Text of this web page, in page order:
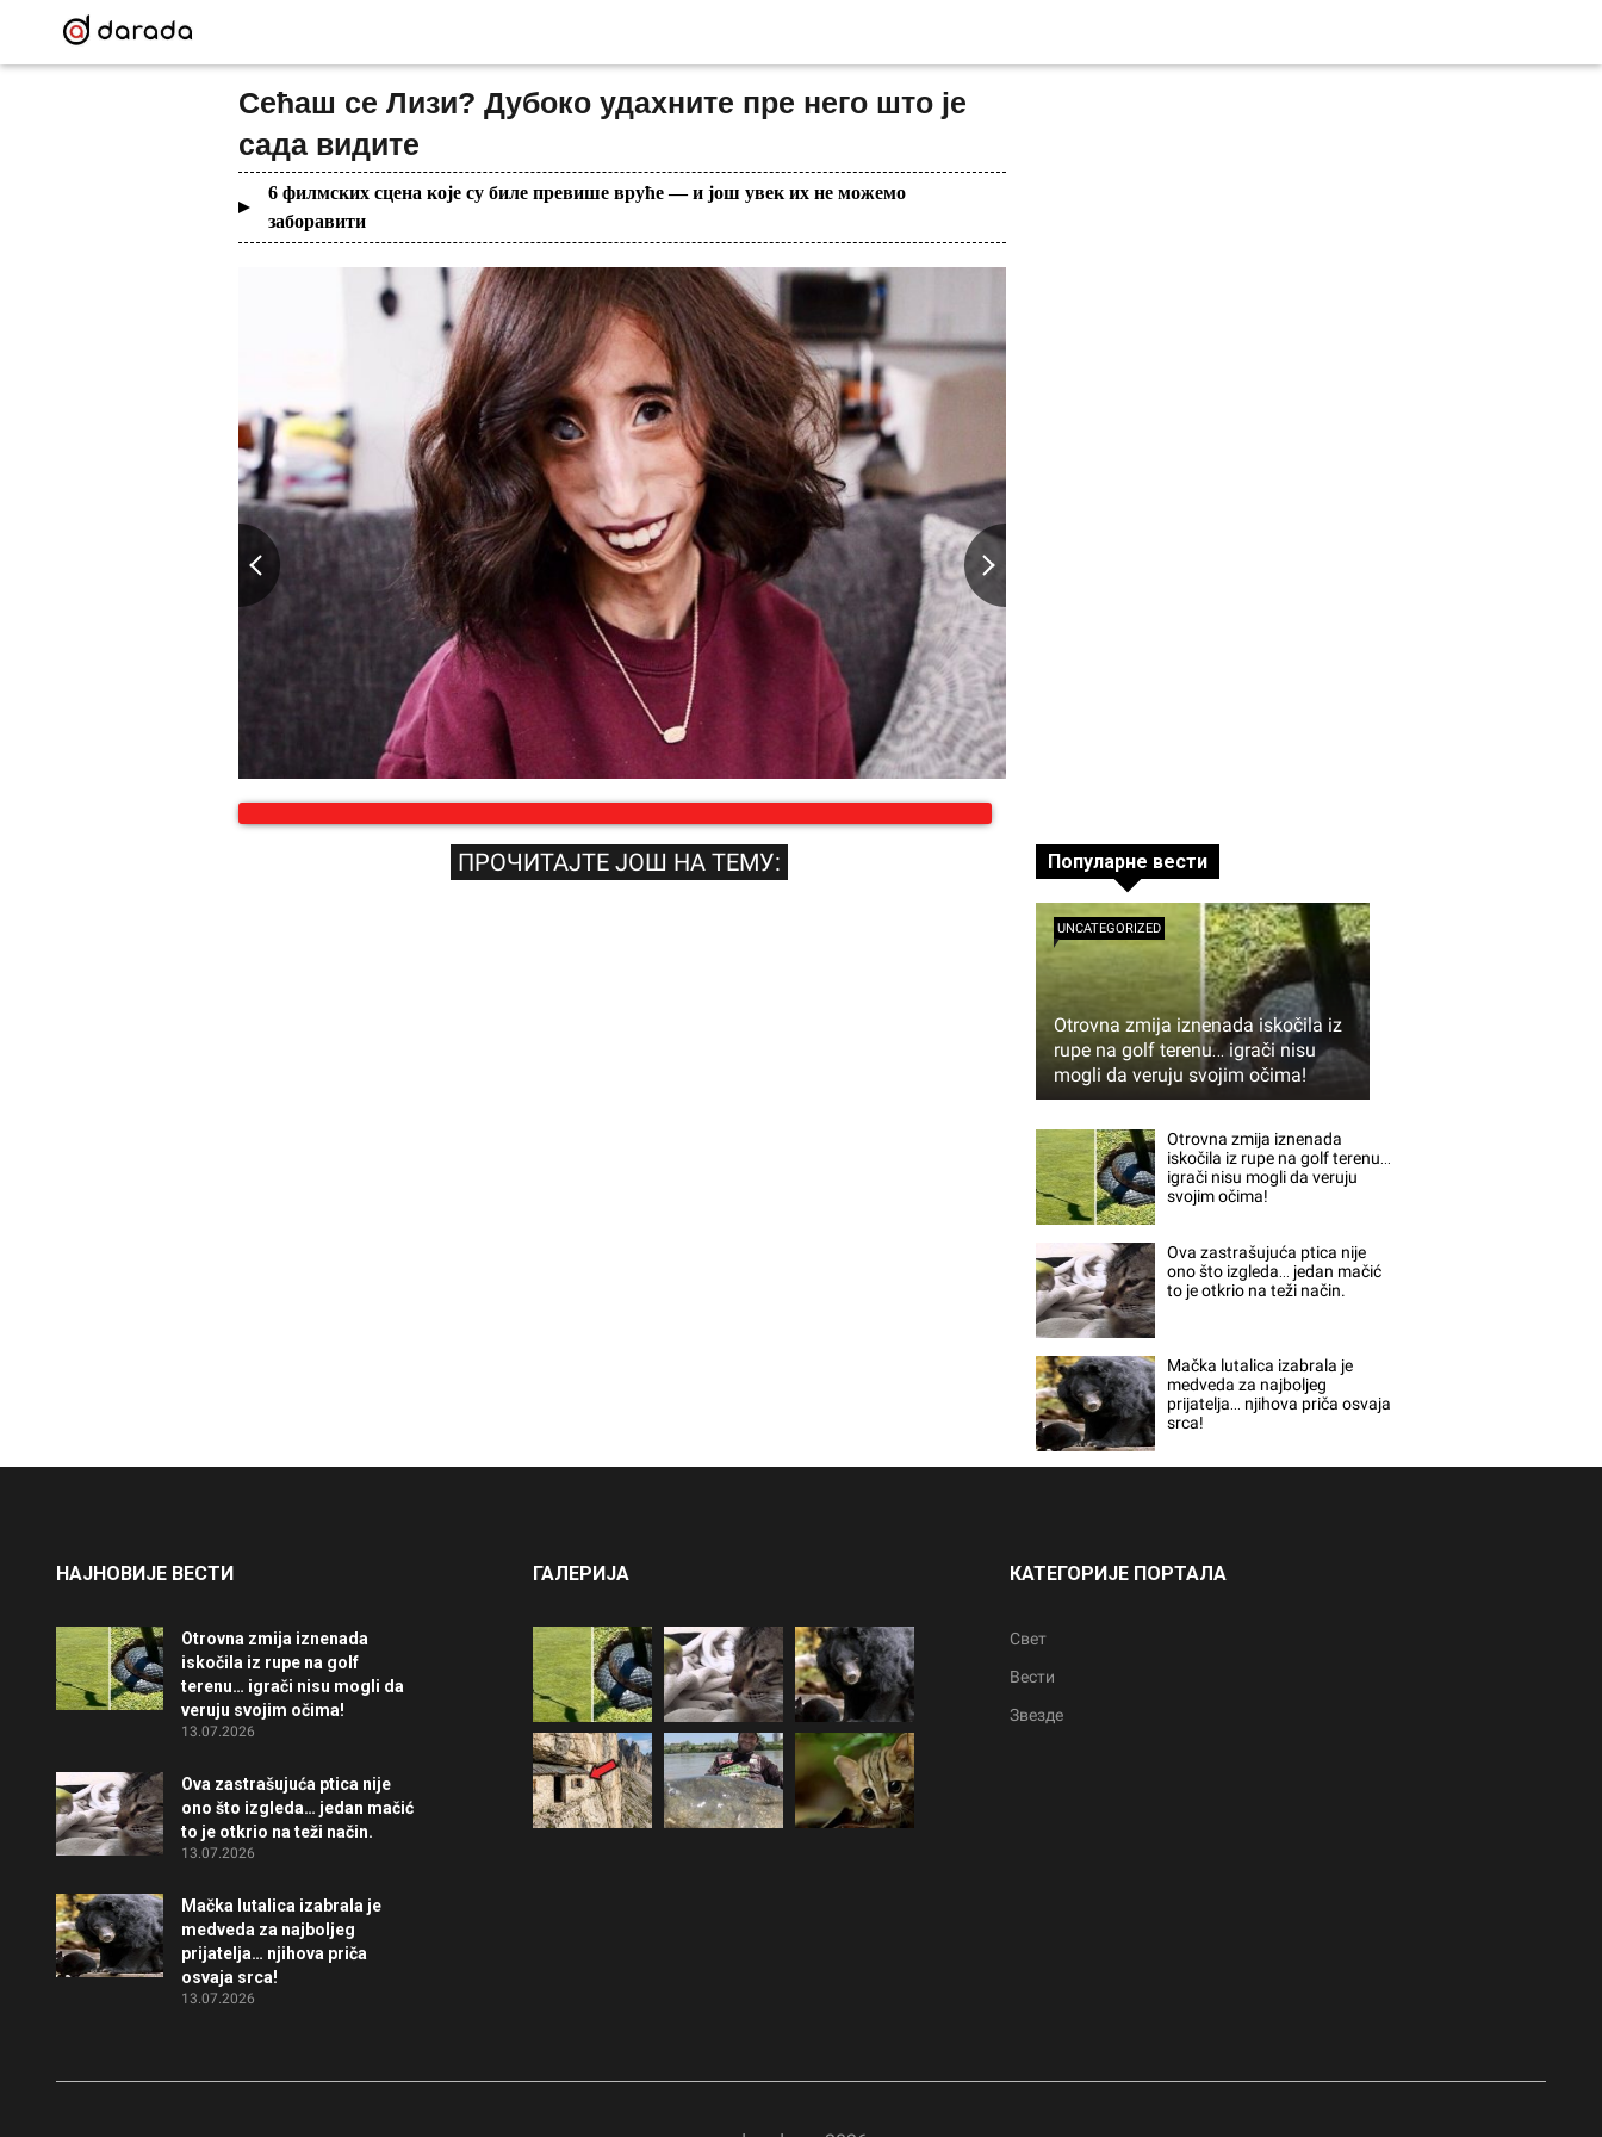
Сећаш се Лизи? Дубоко удахните пре него што је
сада видите
6 филмских сцена које су биле превише вруће — и још увек их не можемо
заборавити
ПРОЧИТАЈТЕ ЈОШ НА ТЕМУ: Популарне вести
Otrovna zmija iznenada iskočila iz
rupe na golf terenu… igrači nisu
mogli da veruju svojim očima!
UNCATEGORIZED
Otrovna zmija iznenada
iskočila iz rupe na golf terenu…
igrači nisu mogli da veruju
svojim očima!
Ova zastrašujuća ptica nije
ono što izgleda… jedan mačić
to je otkrio na teži način.
Mačka lutalica izabrala je
medveda za najboljeg
prijatelja… njihova priča osvaja
srca!
НАЈНОВИЈЕ ВЕСТИ
Otrovna zmija iznenada
iskočila iz rupe na golf
terenu… igrači nisu mogli da
veruju svojim očima!
13.07.2026
Ova zastrašujuća ptica nije
ono što izgleda… jedan mačić
to je otkrio na teži način.
13.07.2026
Mačka lutalica izabrala je
medveda za najboljeg
prijatelja… njihova priča
osvaja srca!
13.07.2026
ГАЛЕРИЈА КАТЕГОРИЈЕ ПОРТАЛА
Свет
Вести
Звезде